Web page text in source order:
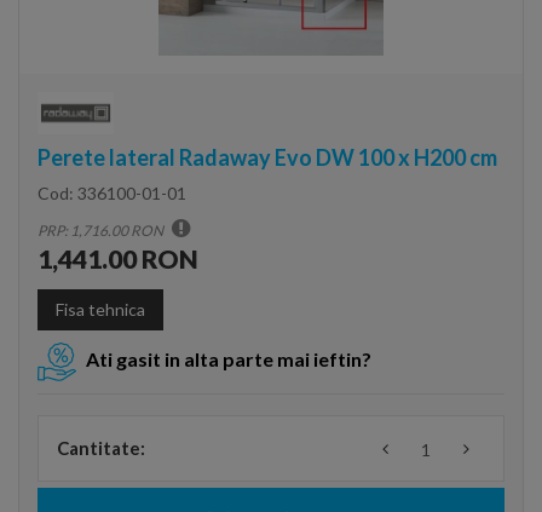
Perete lateral Radaway Evo DW 100 x H200 cm
Cod: 336100-01-01
PRP: 1,716.00 RON
1,441.00 RON
Fisa tehnica
Ati gasit in alta parte mai ieftin?
Cantitate: